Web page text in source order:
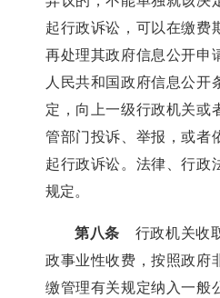
起行政诉讼，可以在缴费
再处理其政府信息公开申
人民共和国政府信息公开
定，向上一级行政机关或
管部门投诉、举报，或者
起行政诉讼。法律、行政
规定。
第八条 行政机关收
政事业性收费，按照政府
缴管理有关规定纳入一般